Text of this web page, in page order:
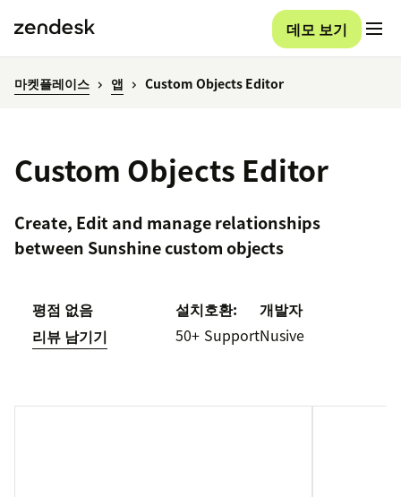
데모 보기
마켓플레이스 앱 Custom Objects Editor
Custom Objects Editor
Create, Edit and manage relationships
between Sunshine custom objects
평점 없음
리뷰 남기기
설치
50+
호환:
Support
개발자
Nusive